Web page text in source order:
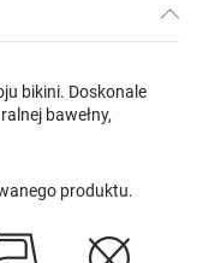
bikini. Doskonale
bawełny,
produktu.